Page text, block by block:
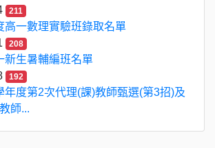
211
高一數理實驗班錄取名單
208
新生暑輔編班名單
192
年度第2次代理(課)教師甄選(第3招)及
師...